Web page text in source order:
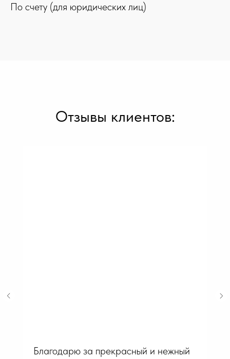
По счету (для юридических лиц)
Отзывы клиентов:
Благодарю за прекрасный и нежный